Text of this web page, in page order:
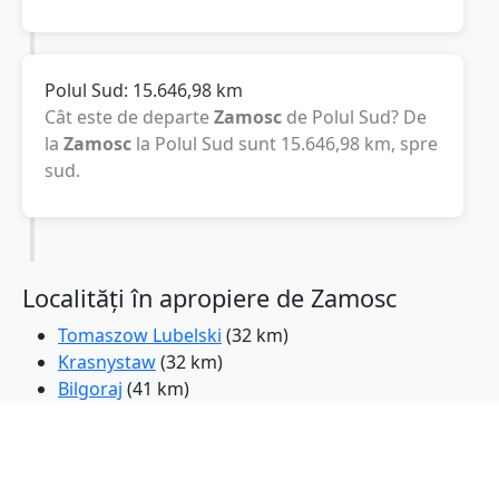
Polul Sud: 15.646,98 km
Cât este de departeZamosc de Polul Sud? De
la Zamosc la Polul Sud sunt 15.646,98 km, spre
sud.
Localități în apropiere de Zamosc
Tomaszow Lubelski (32 km)
Krasnystaw(32 km)
Bilgoraj (41 km)